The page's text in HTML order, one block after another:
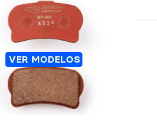
VER MODELOS
- PASTILLAS DE
DELANTERAS - S3
ORIGINAL